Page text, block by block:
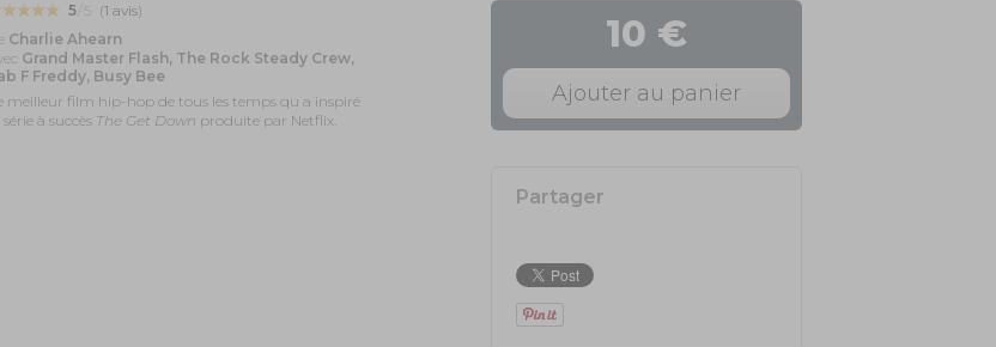
10 €
Ajouter au panier
Partager
5 /5 (1 avis)
Charlie Ahearn
Grand Master Flash, The Rock Steady Crew,
F Freddy, Busy Bee
meilleur film hip-hop de tous les temps qu a inspiré
série à succès The Get Down produite par Netflix.